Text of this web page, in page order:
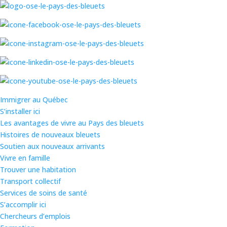
Immigrer au Québec
S’installer ici
Les avantages de vivre au Pays des bleuets
Histoires de nouveaux bleuets
Soutien aux nouveaux arrivants
Vivre en famille
Trouver une habitation
Transport collectif
Services de soins de santé
S’accomplir ici
Chercheurs d’emplois